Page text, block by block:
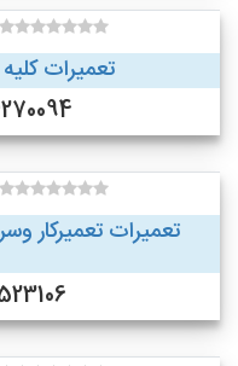
تعمیرات کلیه
09186270094
تعمیرات تعمیرکار